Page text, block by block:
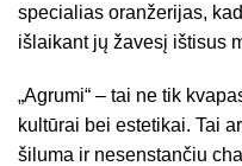
specialias oranžerijas,
išlaikant jų žavesį ištisus
„Agrumi“ – tai ne tik
kultūrai bei estetikai. Tai
šiluma ir nesenstančiu